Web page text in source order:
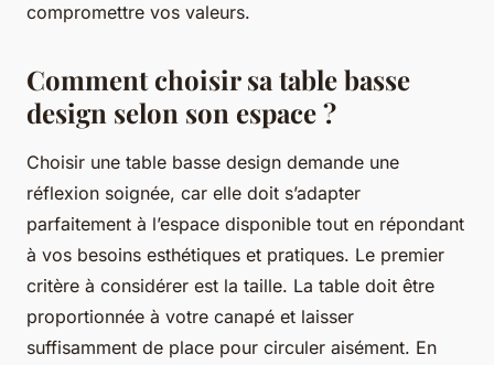
compromettre vos valeurs.
Comment choisir sa table basse
design selon son espace ?
Choisir une table basse design demande une
réflexion soignée, car elle doit s’adapter
parfaitement à l’espace disponible tout en répondant
à vos besoins esthétiques et pratiques. Le premier
critère à considérer est la taille. La table doit être
proportionnée à votre canapé et laisser
suffisamment de place pour circuler aisément. En